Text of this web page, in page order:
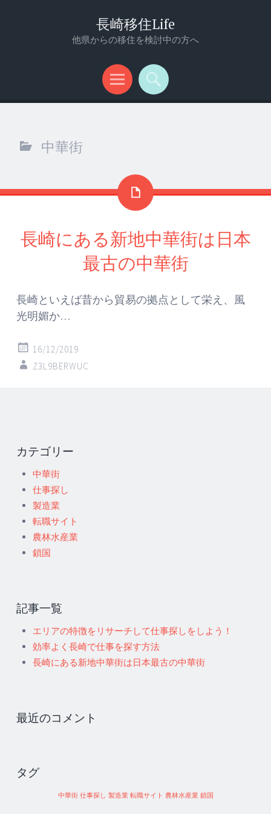
長崎移住Life
他県からの移住を検討中の方へ
メ
検
中華街
長崎にある新地中華街は日本
最古の中華街
長崎といえば昔から貿易の拠点として栄え、風
光明媚か…
16/12/2019
Z3L9BERWUC
カテゴリー
中華街
仕事探し
製造業
転職サイト
農林水産業
鎖国
記事一覧
エリアの特徴をリサーチして仕事探しをしよう！
効率よく長崎で仕事を探す方法
長崎にある新地中華街は日本最古の中華街
最近のコメント
タグ
中華街 仕事探し 製造業 転職サイト 農林水産業 鎖国